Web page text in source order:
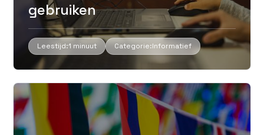
gebruiken
Leestijd:1 minuut Categorie:Informatief